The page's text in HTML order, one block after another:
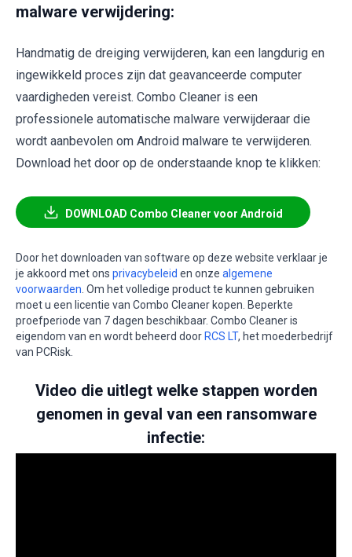
malware verwijdering:
Handmatig de dreiging verwijderen, kan een langdurig en
ingewikkeld proces zijn dat geavanceerde computer
vaardigheden vereist. Combo Cleaner is een
professionele automatische malware verwijderaar die
wordt aanbevolen om Android malware te verwijderen.
Download het door op de onderstaande knop te klikken:
DOWNLOAD Combo Cleaner voor Android
Door het downloaden van software op deze website verklaar je
je akkoord met ons privacybeleid en onze algemene
voorwaarden . Om het volledige product te kunnen gebruiken
moet u een licentie van Combo Cleaner kopen. Beperkte
proefperiode van 7 dagen beschikbaar. Combo Cleaner is
eigendom van en wordt beheerd door RCS LT, het moederbedrijf
van PCRisk.
Video die uitlegt welke stappen worden
genomen in geval van een ransomware
infectie: